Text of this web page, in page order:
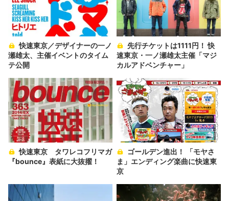
快速東京／デザイナーの一ノ
瀬雄太、主催イベントのタイム
テ公開
速東京・一ノ瀬雄太主催「マジ
カルアドベンチャー」
快速東京 タワレコフリマガ
『bounce』表紙に大抜擢！
ま」エンディング楽曲に快速東
京